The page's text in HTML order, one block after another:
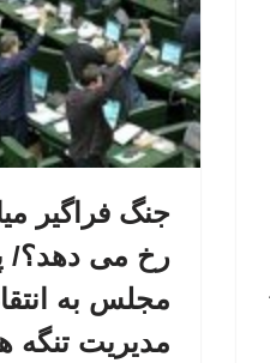
جنگ فراگیر
رخ می دهد؟/
مجلس به
مدیریت تنگه